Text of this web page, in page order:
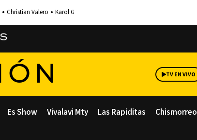
Christian Valero Karol G
TV EN VIVO
Es Show Vivalavi Mty Las Rapiditas Chismorreo